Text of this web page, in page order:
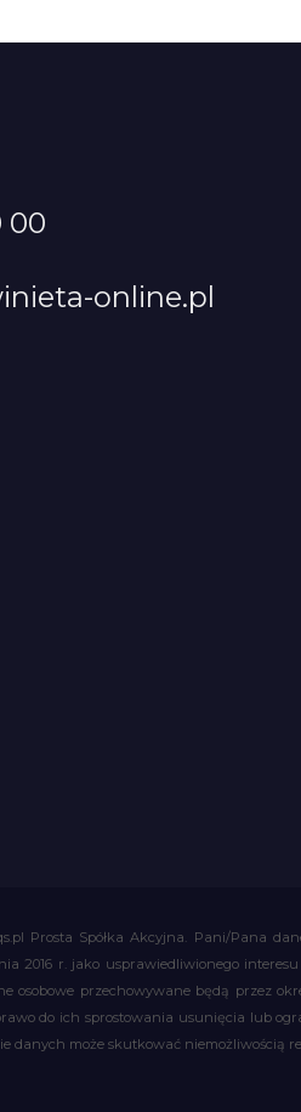
00
online.pl
Prosta Spółka Akcyjna. Pani/Pana
2016 r. jako usprawiedliwionego
przechowywane będą przez
do ich sprostowania usunięcia lub
danych może skutkować niemożliwością